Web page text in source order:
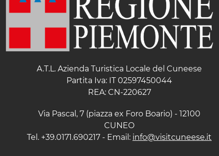
A.T.L. Azienda Turistica Locale del Cuneese
Partita Iva: IT 02597450044
REA: CN-220627
Via Pascal, 7 (piazza ex Foro Boario) - 12100
CUNEO
Tel. +39.0171.690217 - Email: info@visitcuneese.it